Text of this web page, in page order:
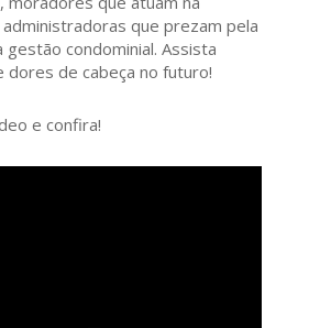
que prezam pela
gestão condominial. Assista
dores de cabeça no futuro!
e confira!